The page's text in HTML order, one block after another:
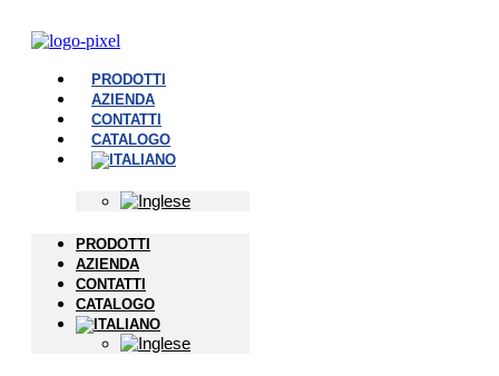
PRODOTTI
AZIENDA
CONTATTI
CATALOGO
PRODOTTI
AZIENDA
CONTATTI
CATALOGO